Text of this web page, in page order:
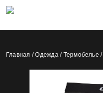
Главная /Одежда / Термобелье /